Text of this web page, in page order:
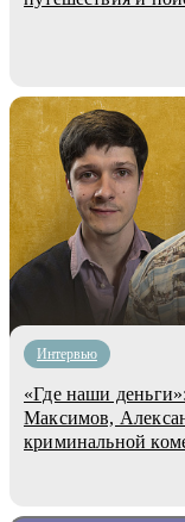
Интервью
«Где наши
Максимов,
криминальной